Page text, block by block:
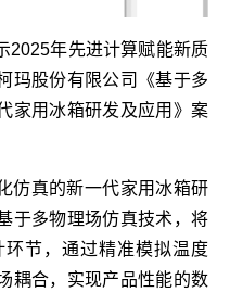
2025年先进计算赋能新质
玛股份有限公司《基于多
家用冰箱研发及应用》案
仿真的新一代家用冰箱研
于多物理场仿真技术，将
节，通过精准模拟温度
耦合，实现产品性能的数